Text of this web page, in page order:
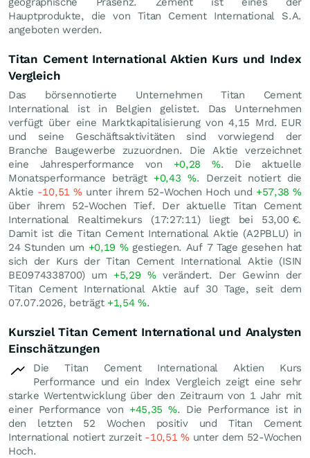
Hauptprodukte, die von Titan Cement International S.A.
angeboten werden.
Titan Cement International Aktien Kurs und Index
Vergleich
Das börsennotierte Unternehmen Titan Cement
International ist in Belgien gelistet. Das Unternehmen
verfügt über eine Marktkapitalisierung von 4,15 Mrd. EUR
und seine Geschäftsaktivitäten sind vorwiegend der
Branche Baugewerbe zuzuordnen. Die Aktie verzeichnet
eine Jahresperformance von +0,28%. Die aktuelle
Monatsperformance beträgt +0,43%. Derzeit notiert die
Aktie -10,51%unter ihrem 52-Wochen Hoch und +57,38%
über ihrem 52-Wochen Tief. Der aktuelle Titan Cement
International Realtimekurs (17:27:11) liegt bei 53,00 €.
Damit ist die Titan Cement International Aktie (A2PBLU) in
24 Stunden um +0,19 %gestiegen. Auf 7 Tage gesehen hat
sich der Kurs der Titan Cement International Aktie (ISIN
BE0974338700) um +5,29 %verändert. Der Gewinn der
Titan Cement International Aktie auf 30 Tage, seit dem
07.07.2026, beträgt +1,54%.
Kursziel Titan Cement International und Analysten
Einschätzungen
Die Titan Cement International Aktien Kurs
Performance und ein Index Vergleich zeigt eine sehr
starke Wertentwicklung über den Zeitraum von 1 Jahr mit
einer Performance von +45,35%. Die Performance ist in
den letzten 52 Wochen positiv und Titan Cement
International notiert zurzeit -10,51%unter dem 52-Wochen
Hoch.